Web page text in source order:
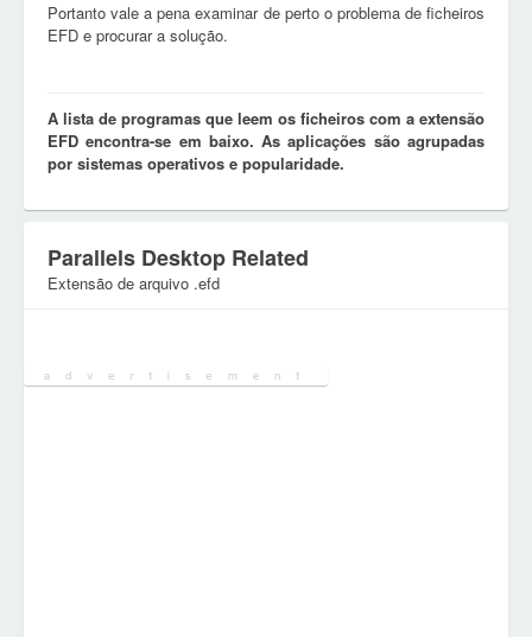
Portanto vale a pena examinar de perto o problema de ficheiros
EFD e procurar a solução.
A lista de programas que leem os ficheiros com a extensão
EFD encontra-se em baixo. As aplicações são agrupadas
por sistemas operativos e popularidade.
Parallels Desktop Related
Extensão de arquivo .efd